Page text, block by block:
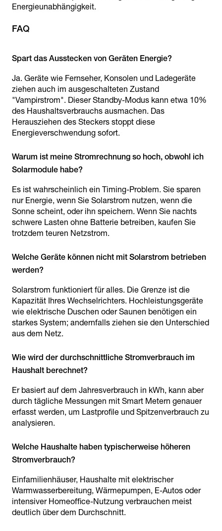
Energieunabhängigkeit.
FAQ
Ja. Geräte wie Fernseher, Konsolen und Ladegeräte
ziehen auch im ausgeschalteten Zustand
"Vampirstrom". Dieser Standby-Modus kann etwa 10%
des Haushaltsverbrauchs ausmachen. Das
Herausziehen des Steckers stoppt diese
Energieverschwendung sofort.
Warum ist meine Stromrechnung so hoch, obwohl ich
Es ist wahrscheinlich ein Timing-Problem. Sie sparen
nur Energie, wenn Sie Solarstrom nutzen, wenn die
Sonne scheint, oder ihn speichern. Wenn Sie nachts
schwere Lasten ohne Batterie betreiben, kaufen Sie
trotzdem teuren Netzstrom.
Welche Geräte können nicht mit Solarstrom betrieben
Solarstrom funktioniert für alles. Die Grenze ist die
Kapazität Ihres Wechselrichters. Hochleistungsgeräte
wie elektrische Duschen oder Saunen benötigen ein
starkes System; andernfalls ziehen sie den Unterschied
aus dem Netz.
Wie wird der durchschnittliche Stromverbrauch im
Haushalt berechnet?
Er basiert auf dem Jahresverbrauch in kWh, kann aber
durch tägliche Messungen mit Smart Metern genauer
erfasst werden, um Lastprofile und Spitzenverbrauch zu
analysieren.
Welche Haushalte haben typischerweise höheren
Einfamilienhäuser, Haushalte mit elektrischer
Warmwasserbereitung, Wärmepumpen, E-Autos oder
intensiver Homeoffice-Nutzung verbrauchen meist
deutlich über dem Durchschnitt.